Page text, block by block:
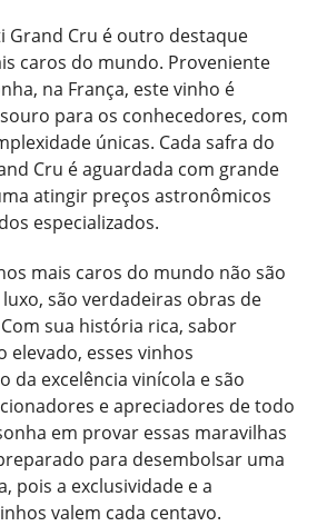
Grand Cru é outro destaque
caros do mundo. Proveniente
na França, este vinho é
para os conhecedores, com
únicas. Cada safra do
Cru é aguardada com grande
atingir preços astronômicos
especializados.
mais caros do mundo não são
são verdadeiras obras de
sua história rica, sabor
elevado, esses vinhos
da excelência vinícola e são
e apreciadores de todo
em provar essas maravilhas
para desembolsar uma
pois a exclusividade e a
valem cada centavo.